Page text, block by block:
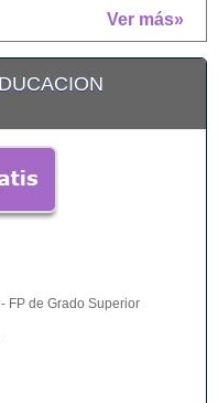
Ver más»
FP de Grado Superior